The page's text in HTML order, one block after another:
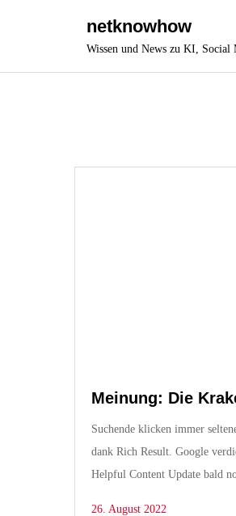
netknowhow
Wissen und News zu KI, Social
Meinung: Die
Suchende klicken immer
dank Rich Result. Google
Helpful Content Update bald
26. August 2022